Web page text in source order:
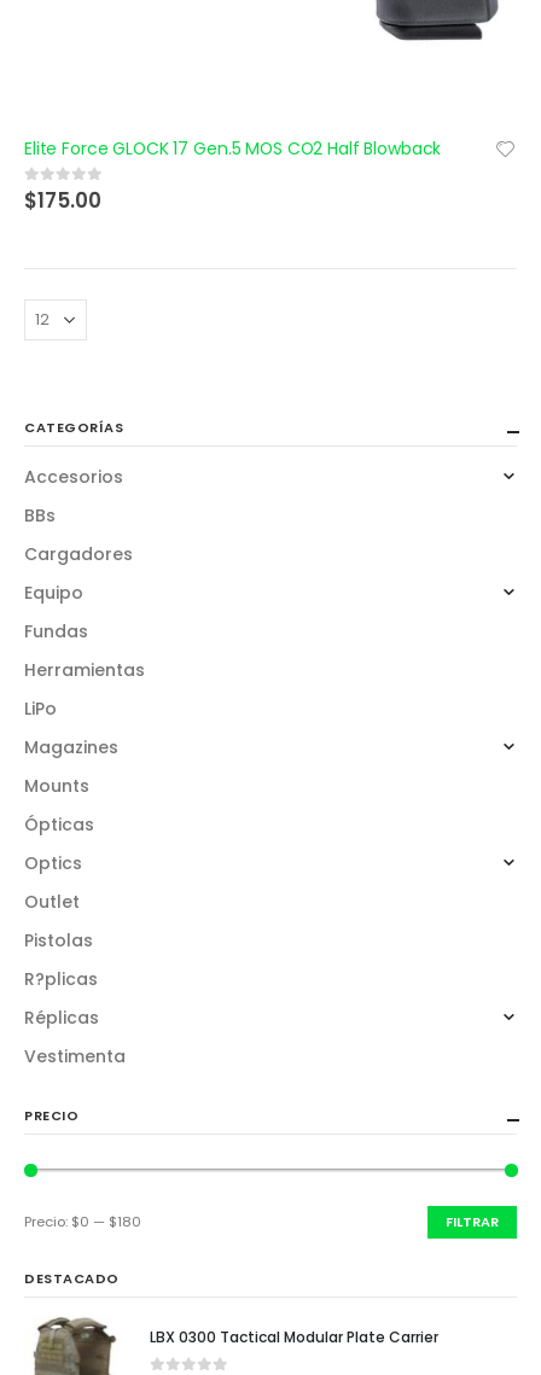
Elite Force GLOCK 17 Gen.5 MOS CO2 Half Blowback
0out of 5
$175.00
CATEGORÍAS
Accesorios
BBs
Cargadores
Equipo
Fundas
Herramientas
LiPo
Magazines
Mounts
Ópticas
Optics
Outlet
Pistolas
R?plicas
Réplicas
Vestimenta
PRECIO
FILTRAR
Precio: $0 — $180
DESTACADO
LBX 0300 Tactical Modular Plate Carrier